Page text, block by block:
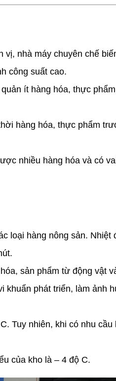
nhà máy chuyên chế
công suất cao.
ít hàng hóa, thực
hàng hóa, thực phẩm
nhiều hàng hóa và có
loại hàng nông sản. Nhiệt
sản phẩm từ động vật
khuẩn phát triển, làm ảnh
Tuy nhiên, khi có nhu cầu
của kho là – 4 độ C.